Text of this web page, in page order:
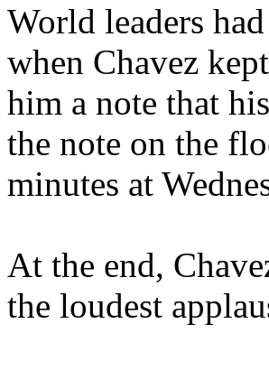
World leaders
when Chavez
him a note that
the note on the
minutes at
At the end,
the loudest